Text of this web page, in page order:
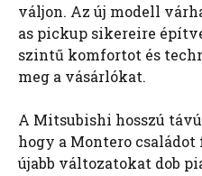
váljon. Az új modell
as pickup sikereire
szintű komfortot és
meg a vásárlókat.
A Mitsubishi hosszú
hogy a Montero
újabb változatokat dob